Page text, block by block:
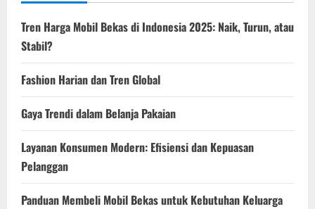
Tren Harga Mobil Bekas di Indonesia 2025: Naik, Turun, atau
Stabil?
Fashion Harian dan Tren Global
Gaya Trendi dalam Belanja Pakaian
Layanan Konsumen Modern: Efisiensi dan Kepuasan
Pelanggan
Panduan Membeli Mobil Bekas untuk Kebutuhan Keluarga